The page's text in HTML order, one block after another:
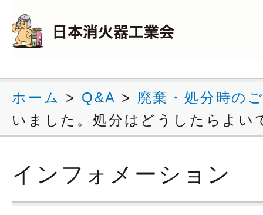
ホーム > Q&A > 廃棄・処分時の
いました。処分はどうしたらよい
インフォメーション